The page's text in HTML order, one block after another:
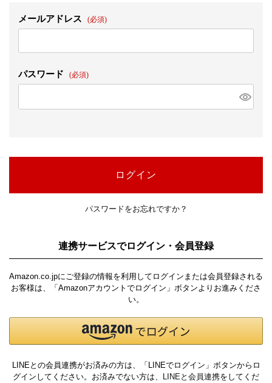
メールアドレス (必須)
パスワード (必須)
ログイン
パスワードをお忘れですか？
連携サービスでログイン・会員登録
Amazon.co.jpにご登録の情報を利用してログインまたは会員登録される
お客様は、「Amazonアカウントでログイン」ボタンよりお進みくださ
い。
LINEとの会員連携がお済みの方は、「LINEでログイン」ボタンからロ
グインしてください。お済みでない方は、
LINEと会員連携をしてくだ